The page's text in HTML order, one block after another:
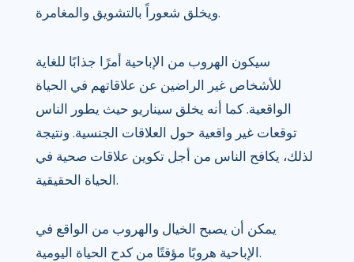
ويخلق شعوراً بالتشويق والمغامرة.
سيكون الهروب من الإباحية أمرًا جذابًا للغاية
للأشخاص غير الراضين عن علاقاتهم في الحياة
الواقعية. كما أنه يخلق سيناريو حيث يطور الناس
توقعات غير واقعية حول العلاقات الجنسية. ونتيجة
لذلك، يكافح الناس من أجل تكوين علاقات صحية في
الحياة الحقيقية.
يمكن أن يصبح الخيال والهروب من الواقع في
الإباحية هروبًا مؤقتًا من كدح الحياة اليومية.